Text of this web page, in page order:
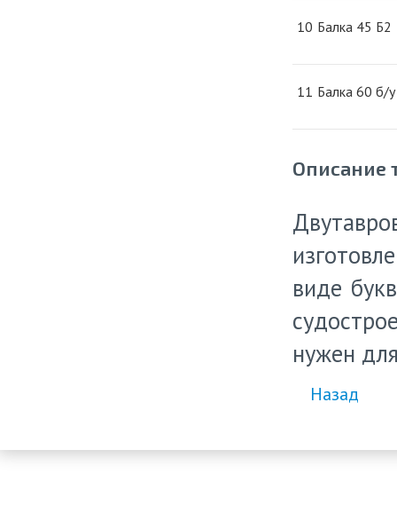
10 Балка 45 Б2
11 Балка 60 б/
Описание
виде
нужен
Назад